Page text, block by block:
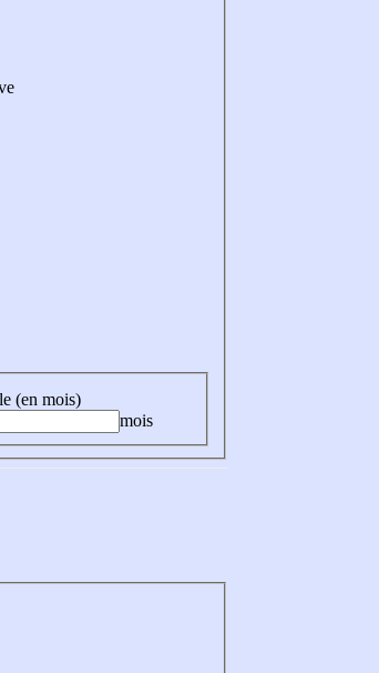
(en mois)
mois